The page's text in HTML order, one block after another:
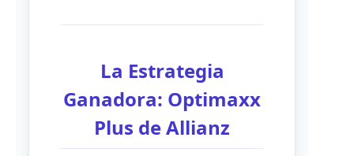
La Estrategia
Ganadora: Optimaxx
Plus de Allianz